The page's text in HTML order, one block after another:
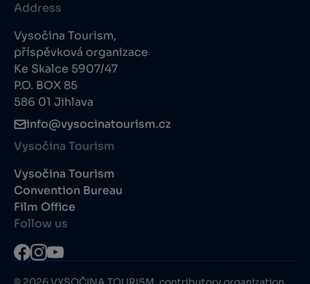
Address
Vysočina Tourism,
příspěvková organizace
Ke Skalce 5907/47
P.O. BOX 85
586 01 Jihlava
info@vysocinatourism.cz
Vysočina Tourism
Vysočina Tourism
Convention Bureau
Film Office
Follow us